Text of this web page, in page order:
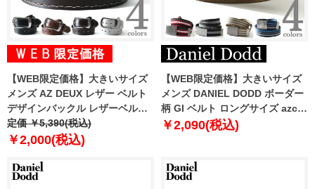
【WEB限定価格】大きいサイズ
メンズ AZ DEUX レザー ベルト
デザインバックル レザーベルト
ロングサイズ ybm-3y 緊急セー
ル
定価 ￥5,390(税込)
￥2,000(税込)
【WEB限定価格】大きいサイズ
メンズ DANIEL DODD ボーダー
柄 GI ベルト ロングサイズ azcl-
21dd13
￥2,090(税込)